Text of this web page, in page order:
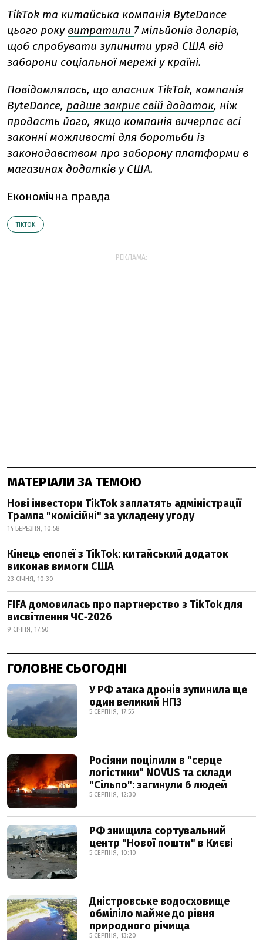
TikTok та китайська компанія ByteDance
цього року витратили 7 мільйонів доларів,
щоб спробувати зупинити уряд США від
заборони соціальної мережі у країні.
Повідомлялось, що власник TikTok, компанія
ByteDance, радше закриє свій додаток, ніж
продасть його, якщо компанія вичерпає всі
законні можливості для боротьби із
законодавством про заборону платформи в
магазинах додатків у США.
Економічна правда
TIKTOK
РЕКЛАМА:
МАТЕРІАЛИ ЗА ТЕМОЮ
Нові інвестори TikTok заплатять адміністрації
Трампа "комісійні" за укладену угоду
14 БЕРЕЗНЯ, 10:58
Кінець епопеї з TikTok: китайський додаток
виконав вимоги США
23 СІЧНЯ, 10:30
FIFA домовилась про партнерство з TikTok для
висвітлення ЧС‑2026
9 СІЧНЯ, 17:50
ГОЛОВНЕ СЬОГОДНІ
У РФ атака дронів зупинила ще
один великий НПЗ
5 СЕРПНЯ, 17:55
Росіяни поцілили в "серце
логістики" NOVUS та склади
"Сільпо": загинули 6 людей
5 СЕРПНЯ, 12:30
РФ знищила сортувальний
центр "Нової пошти" в Києві
5 СЕРПНЯ, 10:10
Дністровське водосховище
обміліло майже до рівня
природного річища
5 СЕРПНЯ, 13:20